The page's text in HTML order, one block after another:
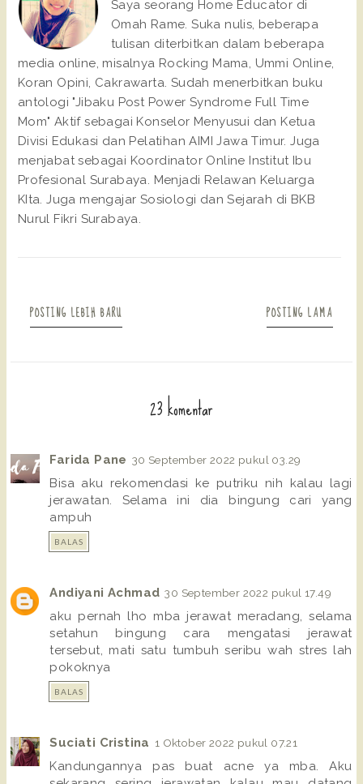
Saya seorang Home Educator di
Omah Rame. Suka nulis, beberapa
tulisan diterbitkan dalam beberapa
media online, misalnya Rocking Mama, Ummi Online,
Koran Opini, Cakrawarta. Sudah menerbitkan buku
antologi "Jibaku Post Power Syndrome Full Time
Mom" Aktif sebagai Konselor Menyusui dan Ketua
Divisi Edukasi dan Pelatihan AIMI Jawa Timur. Juga
menjabat sebagai Koordinator Online Institut Ibu
Profesional Surabaya. Menjadi Relawan Keluarga
KIta. Juga mengajar Sosiologi dan Sejarah di BKB
Nurul Fikri Surabaya.
POSTING LEBIH BARU POSTING LAMA
23 komentar
Farida Pane 30 September 2022 pukul 03.29
Bisa aku rekomendasi ke putriku nih kalau lagi
jerawatan. Selama ini dia bingung cari yang
ampuh
BALAS
Andiyani Achmad 30 September 2022 pukul 17.49
aku pernah lho mba jerawat meradang, selama
setahun bingung cara mengatasi jerawat
tersebut, mati satu tumbuh seribu wah stres lah
pokoknya
BALAS
Suciati Cristina 1 Oktober 2022 pukul 07.21
Kandungannya pas buat acne ya mba. Aku